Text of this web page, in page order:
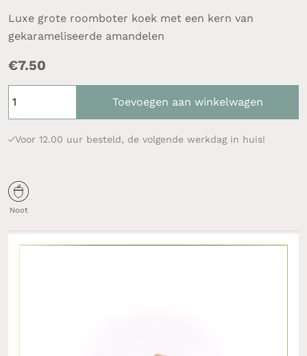
Luxe grote roomboter koek met een kern van
gekarameliseerde amandelen
€7.50
Toevoegen aan winkelwagen
Voor 12.00 uur besteld, de volgende werkdag in huis!
Noot